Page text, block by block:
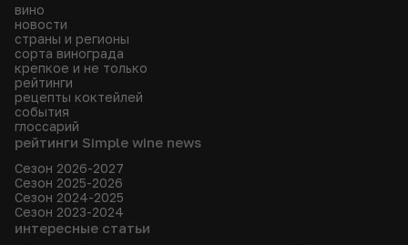
вино
новости
страны и регионы
сорта винограда
крепкое и не только
рейтинги
рецепты коктейлей
события
глоссарий
рейтинги Simple wine news
Сезон 2026-2027
Сезон 2025-2026
Сезон 2024-2025
Сезон 2023-2024
интересные статьи